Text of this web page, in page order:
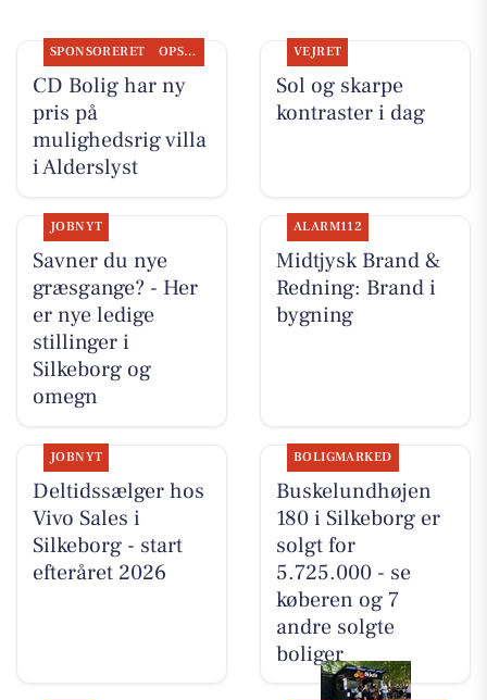
SPONSORERET OPSLAGSTAVLEN
CD Bolig har ny
pris på
mulighedsrig villa
i Alderslyst
VEJRET
Sol og skarpe
kontraster i dag
JOBNYT
Savner du nye
græsgange? - Her
er nye ledige
stillinger i
Silkeborg og
omegn
ALARM112
Midtjysk Brand &
Redning: Brand i
bygning
JOBNYT
Deltidssælger hos
Vivo Sales i
Silkeborg - start
efteråret 2026
BOLIGMARKED
Buskelundhøjen
180 i Silkeborg er
solgt for
5.725.000 - se
køberen og 7
andre solgte
boliger